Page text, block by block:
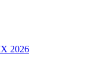
2026